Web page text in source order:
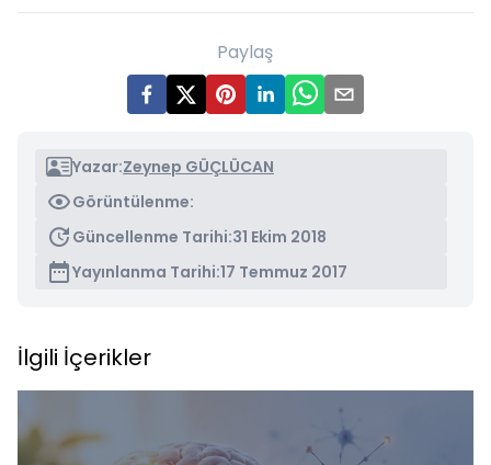
Paylaş
Yazar:Zeynep GÜÇLÜCAN
Görüntülenme:
Güncellenme Tarihi:31 Ekim 2018
Yayınlanma Tarihi:17 Temmuz 2017
İlgili İçerikler